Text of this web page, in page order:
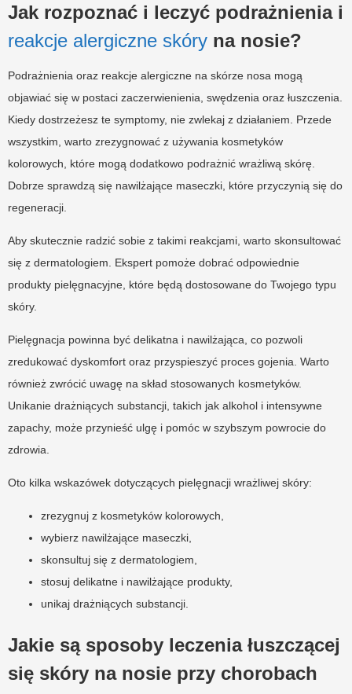
Jak rozpoznać i leczyć podrażnienia i
reakcje alergiczne skóry na nosie?
Podrażnienia oraz reakcje alergiczne na skórze nosa mogą
objawiać się w postaci zaczerwienienia, swędzenia oraz łuszczenia.
Kiedy dostrzeżesz te symptomy, nie zwlekaj z działaniem. Przede
wszystkim, warto zrezygnować z używania kosmetyków
kolorowych, które mogą dodatkowo podrażnić wrażliwą skórę.
Dobrze sprawdzą się nawilżające maseczki, które przyczynią się do
regeneracji.
Aby skutecznie radzić sobie z takimi reakcjami, warto skonsultować
się z dermatologiem. Ekspert pomoże dobrać odpowiednie
produkty pielęgnacyjne, które będą dostosowane do Twojego typu
skóry.
Pielęgnacja powinna być delikatna i nawilżająca, co pozwoli
zredukować dyskomfort oraz przyspieszyć proces gojenia. Warto
również zwrócić uwagę na skład stosowanych kosmetyków.
Unikanie drażniących substancji, takich jak alkohol i intensywne
zapachy, może przynieść ulgę i pomóc w szybszym powrocie do
zdrowia.
Oto kilka wskazówek dotyczących pielęgnacji wrażliwej skóry:
zrezygnuj z kosmetyków kolorowych,
wybierz nawilżające maseczki,
skonsultuj się z dermatologiem,
stosuj delikatne i nawilżające produkty,
unikaj drażniących substancji.
Jakie są sposoby leczenia łuszczącej
się skóry na nosie przy chorobach